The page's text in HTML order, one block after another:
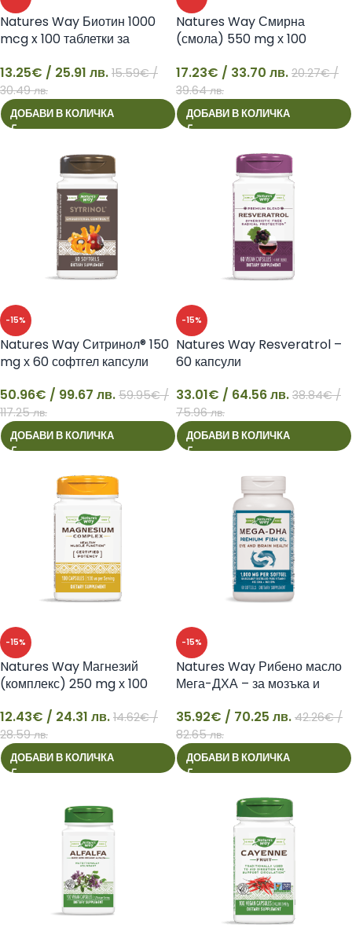
13
Natures Way Биотин 1000
mcg x 100 таблетки за
13.25€ / 25.91 лв. 15.59€/
30.49 лв.
ДОБАВИ В КОЛИЧКА
17
Natures Way Смирна
(смола) 550 mg х 100
17.23€ / 33.70 лв. 20.27€/
39.64 лв.
ДОБАВИ В КОЛИЧКА
-15%
50
Natures Way Ситринол® 150
mg х 60 софтгел капсули
50.96€ / 99.67 лв. 59.95€/
117.25 лв.
ДОБАВИ В КОЛИЧКА
-15%
33
Natures Way Resveratrol –
60 капсули
33.01€ / 64.56 лв. 38.84€/
75.96 лв.
ДОБАВИ В КОЛИЧКА
-15%
12
Natures Way Магнезий
(комплекс) 250 mg х 100
12.43€ / 24.31 лв. 14.62€/
28.59 лв.
ДОБАВИ В КОЛИЧКА
-15%
35
Natures Way Рибено масло
Мега-ДХА – за мозъка и
35.92€ / 70.25 лв. 42.26€/
82.65 лв.
ДОБАВИ В КОЛИЧКА